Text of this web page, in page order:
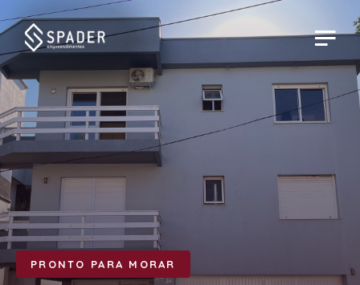
PRONTO PARA MORAR